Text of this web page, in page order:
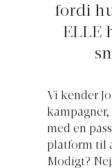
fordi
ELLE
Vi kender
med en
platform til
Modigt?